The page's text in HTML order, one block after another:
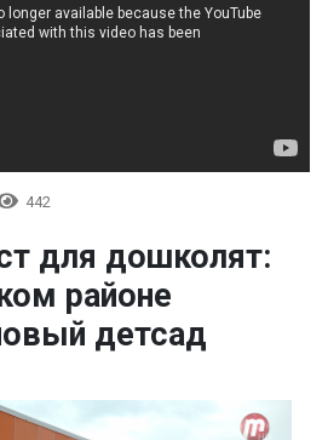
442
для дошколят:
районе
детсад